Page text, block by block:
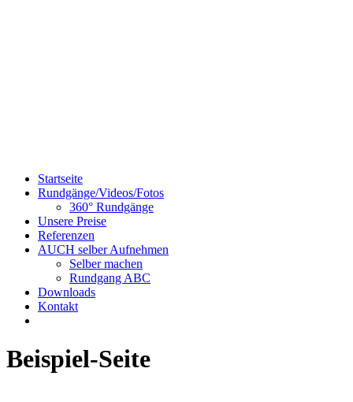
Startseite
Rundgänge/Videos/Fotos
360° Rundgänge
Unsere Preise
Referenzen
AUCH selber Aufnehmen
Selber machen
Rundgang ABC
Downloads
Kontakt
Beispiel-Seite